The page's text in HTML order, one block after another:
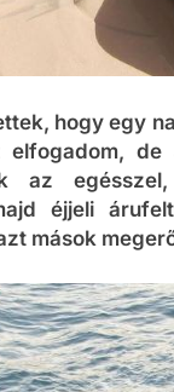
hogy egy
elfogadom,
az
éjjeli
mások